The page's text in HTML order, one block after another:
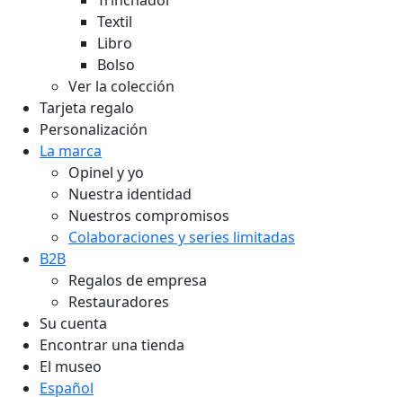
Textil
Libro
Bolso
Ver la colección
Tarjeta regalo
Personalización
La marca
Opinel y yo
Nuestra identidad
Nuestros compromisos
Colaboraciones y series limitadas
B2B
Regalos de empresa
Restauradores
Su cuenta
Encontrar una tienda
El museo
Español